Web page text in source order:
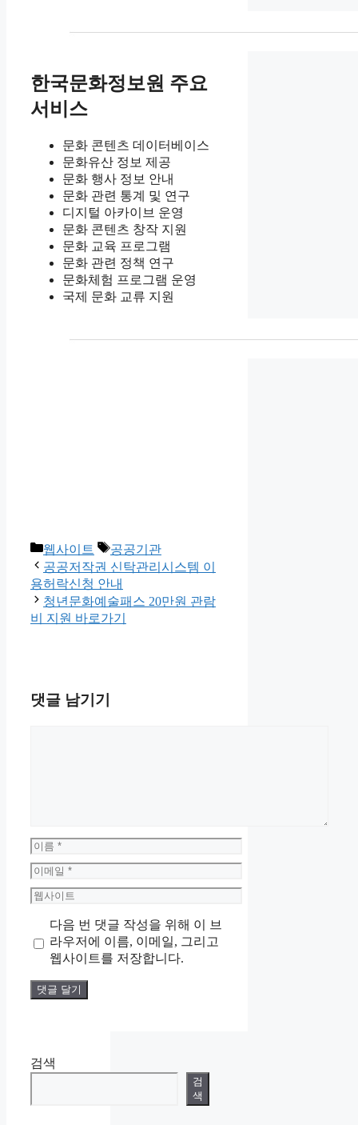
한국문화정보원 주요
서비스
문화 콘텐츠 데이터베이스
문화유산 정보 제공
문화 행사 정보 안내
문화 관련 통계 및 연구
디지털 아카이브 운영
문화 콘텐츠 창작 지원
문화 교육 프로그램
문화 관련 정책 연구
문화체험 프로그램 운영
국제 문화 교류 지원
카
테
고
리
웹사이트
태
그
공공기관
공공저작권 신탁관리시스템 이
용허락신청 안내
청년문화예술패스 20만원 관람
비 지원 바로가기
댓글 남기기
이
름
이
메
일
웹
트
다음 번 댓글 작성을 위해 이 브
라우저에 이름, 이메일, 그리고
웹사이트를 저장합니다.
검색
검
색